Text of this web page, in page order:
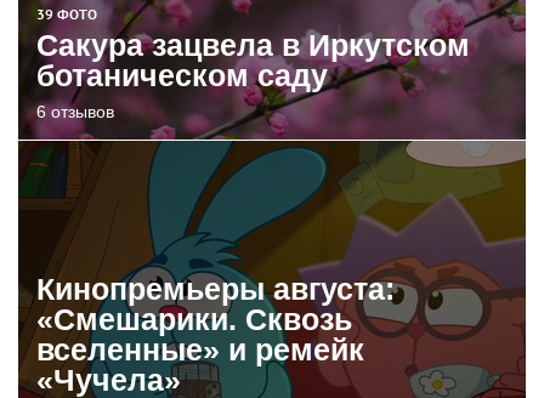
39 ФОТО
Сакура зацвела в Иркутском
ботаническом саду
6 отзывов
Кинопремьеры августа:
«Смешарики. Сквозь
вселенные» и ремейк
«Чучела»